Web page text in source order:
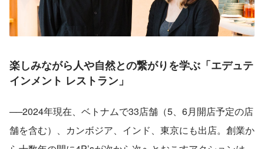
楽しみながら人や自然との繋がりを学ぶ「エデュテ
インメント レストラン」
──2024年現在、ベトナムで33店舗（5、6月開店予定の店
舗を含む）、カンボジア、インド、東京にも出店。創業か